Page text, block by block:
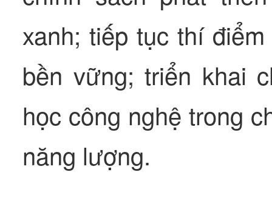
xanh; tiếp tục thí
bền vững; triển khai
học công nghệ trong
năng lượng.